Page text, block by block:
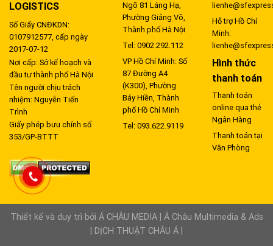
LOGISTICS
Số Giấy CNĐKDN:
0107912577, cấp ngày
2017-07-12
Nơi cấp: Sở kế hoạch và
đầu tư thành phố Hà Nội
Tên người chịu trách
nhiệm: Nguyễn Tiến
Trình
Giấy phép bưu chính số
353/GP-BTTT
Ngõ 81 Láng Hạ,
Phường Giảng Võ,
Thành phố Hà Nội
Tel: 0902.292.112
VP Hồ Chí Minh: Số
87 Đường A4
(K300), Phường
Bảy Hiền, Thành
phố Hồ Chí Minh
Tel: 093.622.9119
Hỗ trợ Hồ Chí
Minh:
Hình thức
thanh toán
Thanh toán
online qua thẻ
Ngân Hàng
Thanh toán tại
Văn Phòng
Thiết kế và duy trì bởi Á CHÂU MEDIA| Á Châu Multimedia & Ads
DỊCH THUẬT CHÂU Á